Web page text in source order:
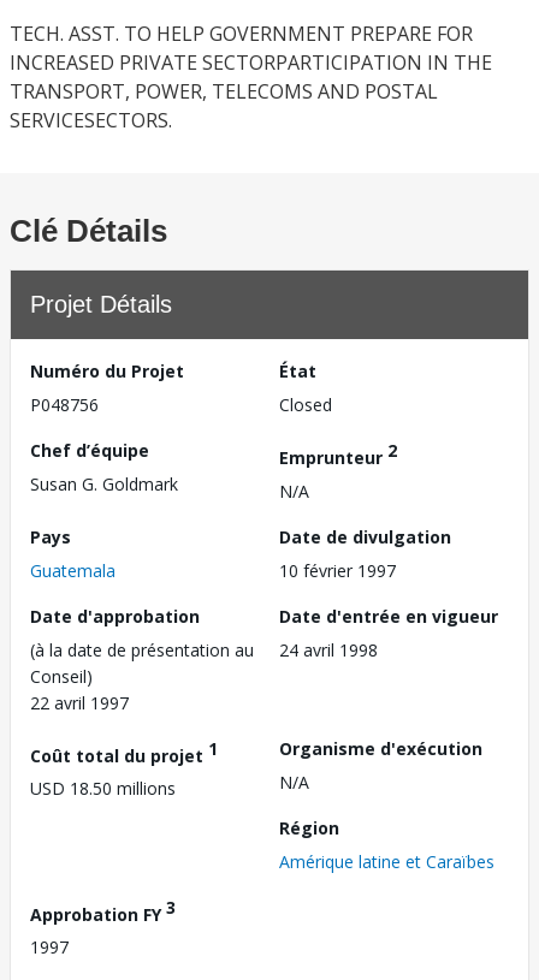
TECH. ASST. TO HELP GOVERNMENT PREPARE FOR
INCREASED PRIVATE SECTORPARTICIPATION IN THE
TRANSPORT, POWER, TELECOMS AND POSTAL
SERVICESECTORS.
Clé Détails
Projet Détails
Numéro du Projet
P048756
État
Closed
Chef d’équipe
Susan G. Goldmark
Emprunteur 2
N/A
Pays
Guatemala
Date de divulgation
10 février 1997
Date d'approbation
(à la date de présentation au
Conseil)
22 avril 1997
Date d'entrée en vigueur
24 avril 1998
Coût total du projet 1
USD 18.50 millions
Organisme d'exécution
N/A
Région
Amérique latine et Caraïbes
Approbation FY3
1997